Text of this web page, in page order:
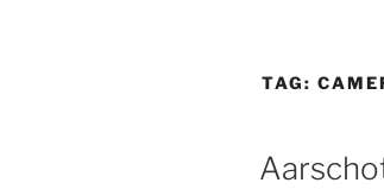
TAG:
GEPLAATST
OP